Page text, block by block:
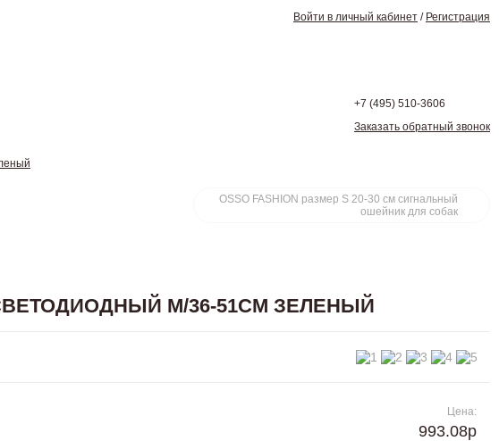
Войти в личный кабинет / Регистрация
+7 (495) 510-3606
Заказать обратный звонок
OSSO FASHION размер S 20-30 см сигнальный
ошейник для собак
M/36-51СМ ЗЕЛЕНЫЙ
Цена:
993.08р